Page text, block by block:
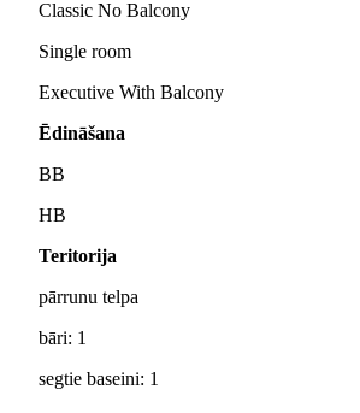
Classic No Balcony
Single room
Executive With Balcony
Ēdināšana
BB
HB
Teritorija
pārrunu telpa
bāri: 1
segtie baseini: 1